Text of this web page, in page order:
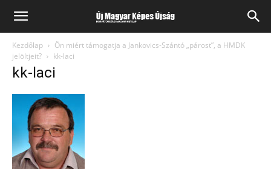
Kezdőlap
Ön miért támogatja a Jankovics-Szántó „párost”, a HMDK
jelöltjeit?
kk-laci
kk-laci